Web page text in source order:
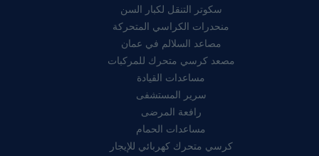
سكوتر التنقل لكبار السن
منحدرات الكراسي المتحركة
مصاعد السلالم في عمان
مصعد كرسي متحرك للمركبات
مساعدات القيادة
سرير المستشفى
رافعة المرضى
مساعدات الحمام
كرسي متحرك كهربائي للإيجار